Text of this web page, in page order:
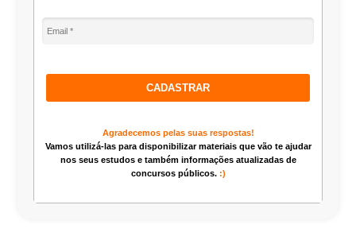
CADASTRAR
Agradecemos pelas suas respostas!
Vamos utilizá-las para disponibilizar materiais que vão te ajudar
nos seus estudos e também informações atualizadas de
concursos públicos. :)